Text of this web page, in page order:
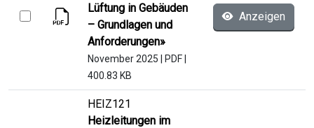
Lüftung in Gebäuden
– Grundlagen und
Anforderungen»
November 2025 PDF
400.83 KB
Anzeigen
HEIZ121
Heizleitungen im